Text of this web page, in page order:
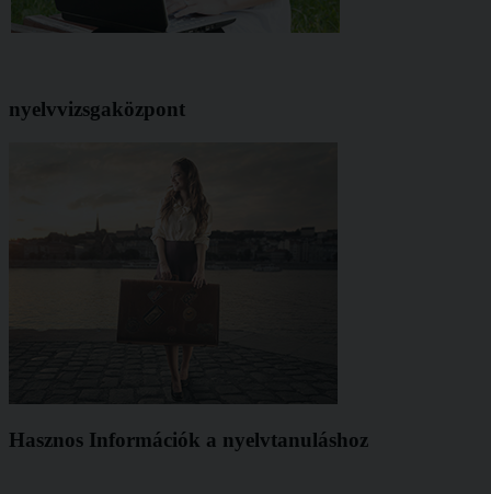
nyelvvizsgaközpont
Hasznos Információk a nyelvtanuláshoz